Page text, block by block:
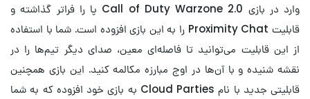
وارد در بازی Call of Duty Warzone 2.0 پا را فراتر گذاشته و
قابلیت Proximity Chat را به این بازی افزوده است. شما با استفاده
از این قابلیت می‌توانید تا فاصله‌ای معین، صدای دیگر تیم‌ها را در
نقشه شنیده و با آن‌ها در اوج مبارزه مکالمه کنید. این بازی همچنین
قابلیتی جدید با نام Cloud Parties به بازی خود افزوده که به شما